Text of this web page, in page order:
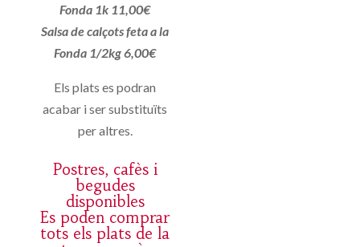
Fonda 1k 11,00€
Salsa de calçots feta a la
Fonda 1/2kg 6,00€
Els plats es podran
acabar i ser substituïts
per altres.
Postres, cafès i
begudes
disponibles
Es poden comprar
tots els plats de la